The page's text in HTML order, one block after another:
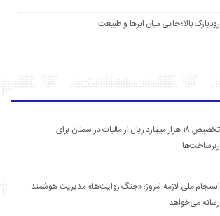
رودبارک بالا؛ جایی میان ابرها و طبیعت
تخصیص ۱۸ هزار میلیارد ریال از مالیات در سمنان برای
زیرساخت‌ها
انسجام ملی لازمه امروز؛ «جنگ روایت‌ها» مدیریت هوشمند
رسانه می‌خواهد